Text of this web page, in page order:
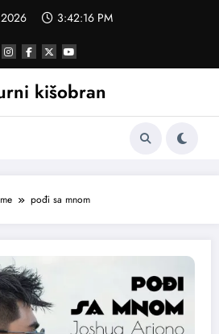
3:42:16 PM
kišobran
pođi sa mnom